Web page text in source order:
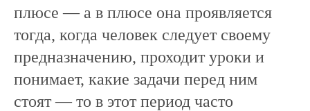
плюсе — а в плюсе она проявляется
тогда, когда человек следует своему
предназначению, проходит уроки и
понимает, какие задачи перед ним
стоят — то в этот период часто